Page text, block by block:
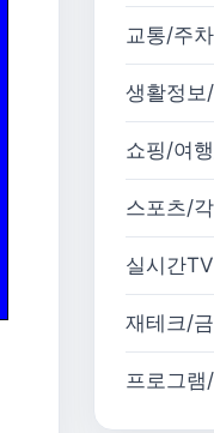
교통/주
생활정보
쇼핑/여
스포츠/
실시간
재테크/
프로그램